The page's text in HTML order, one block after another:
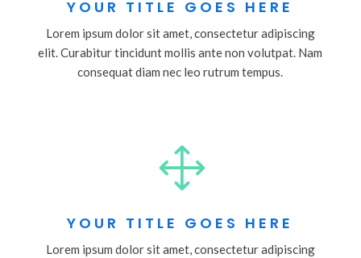
YOUR TITLE GOES HERE
Lorem ipsum dolor sit amet, consectetur adipiscing
elit. Curabitur tincidunt mollis ante non volutpat. Nam
consequat diam nec leo rutrum tempus.
1
YOUR TITLE GOES HERE
Lorem ipsum dolor sit amet, consectetur adipiscing